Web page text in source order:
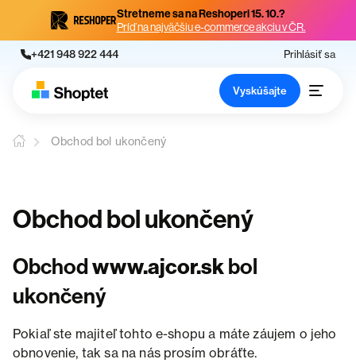
Stretneme sa na Reshoperi 15. 10.?
Príď na najväčšiu e-commerce akciu v ČR.
+421 948 922 444 Prihlásiť sa
Vyskúšajte
Obchod bol ukončený
Obchod bol ukončený
Obchodwww.ajcor.skbol
ukončený
Pokiaľ ste majiteľ tohto e-shopu a máte záujem o jeho
obnovenie, tak sa na nás prosím obráťte.